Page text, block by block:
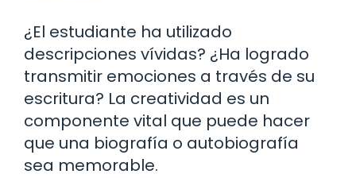
¿El estudiante ha utilizado
descripciones vívidas? ¿Ha logrado
transmitir emociones a través de su
escritura? La creatividad es un
componente vital que puede hacer
que una biografía o autobiografía
sea memorable.